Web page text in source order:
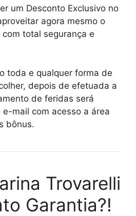
um Desconto Exclusivo no
agora mesmo o
total segurança e
toda e qualquer forma de
depois de efetuada a
de feridas será
mail com acesso a área
bônus.
Trovarelli
Garantia?!